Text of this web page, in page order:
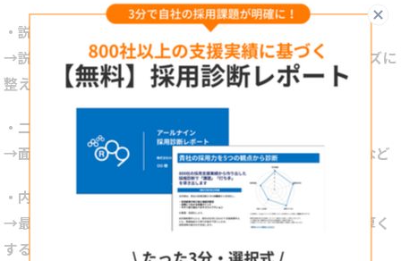
・説明会参加者の1次選考への参加率が低い
→説明会内容を見直す、1次選考設定までの導線をスムーズに
整える、日程調整のスピード感を上げるなど
・二次面接と三次面接の通過率に大きな差がある
→面接官同士の目線を合わせる、面接官研修を実施するなど
・内定からの承諾率が低い
→最終選考までに意向を上げる、内定後のフォローを手厚く
するなど